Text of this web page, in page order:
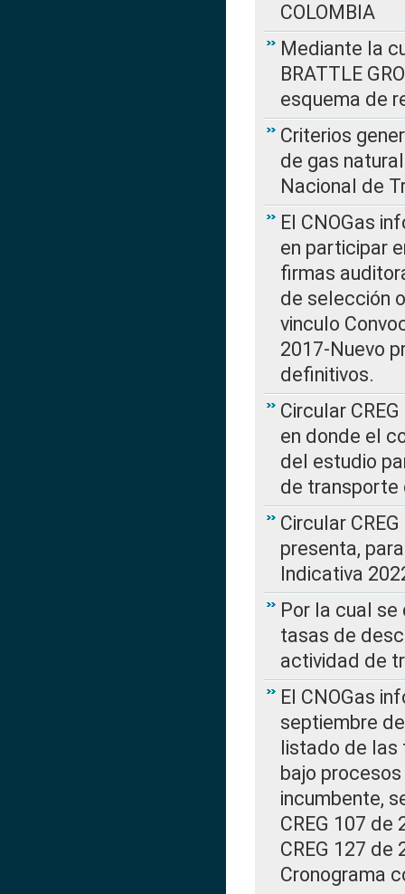
COLOMBIA
Mediante la
BRATTLE
esquema de
Criterios
de gas
Nacional de
El CNOGas
en participar
firmas
de selección
vinculo
2017-Nuevo
definitivos.
Circular
en donde el
del estudio
de transporte
Circular
presenta,
Indicativa
Por la cual
tasas de
actividad de
El CNOGas
septiembre
listado de las
bajo
incumbente,
CREG 107
CREG 127 de
Cronograma